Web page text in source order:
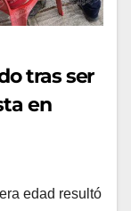
tras ser
en
edad resultó